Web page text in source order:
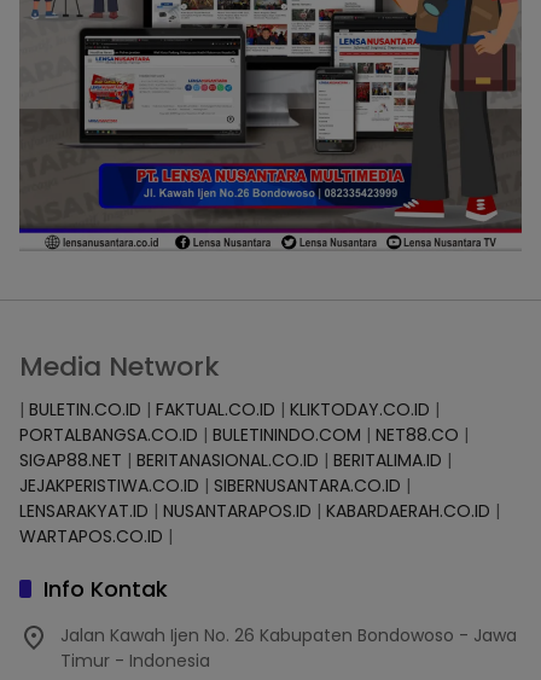
Media Network
| BULETIN.CO.ID | FAKTUAL.CO.ID | KLIKTODAY.CO.ID |
PORTALBANGSA.CO.ID | BULETININDO.COM | NET88.CO |
SIGAP88.NET | BERITANASIONAL.CO.ID | BERITALIMA.ID |
JEJAKPERISTIWA.CO.ID | SIBERNUSANTARA.CO.ID |
LENSARAKYAT.ID | NUSANTARAPOS.ID | KABARDAERAH.CO.ID |
WARTAPOS.CO.ID |
Info Kontak
Jalan Kawah Ijen No. 26 Kabupaten Bondowoso - Jawa
Timur - Indonesia